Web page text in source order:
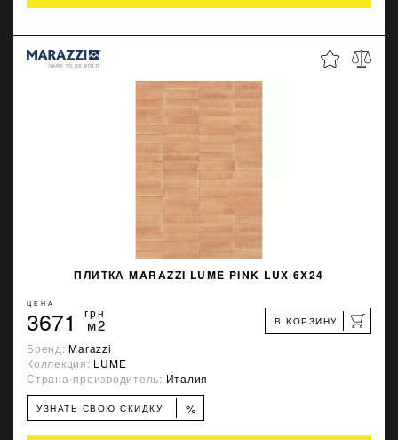
ПЛИТКА MARAZZI LUME PINK LUX 6X24
ЦЕНА
3671 грн
м2 В КОРЗИНУ
Бренд:Marazzi
Коллекция: LUME
Страна-производитель: Италия
УЗНАТЬ СВОЮ СКИДКУ %